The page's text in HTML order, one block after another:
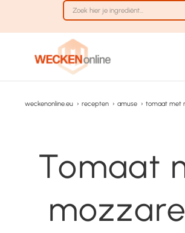
weckenonline.eu › recepten › amuse › tomaat met
Tomaat